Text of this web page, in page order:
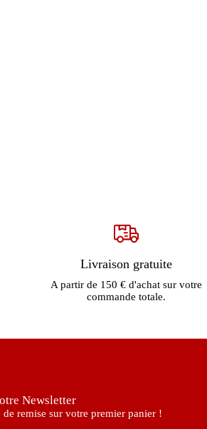
Livraison gratuite
A partir de 150 € d'achat sur votre
commande totale.
Newsletter
remise sur votre premier panier !